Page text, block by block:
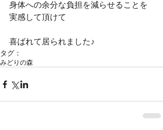
身体への余分な負担を減らせることを
実感して頂けて
喜ばれて居られました♪
タグ：
みどりの森